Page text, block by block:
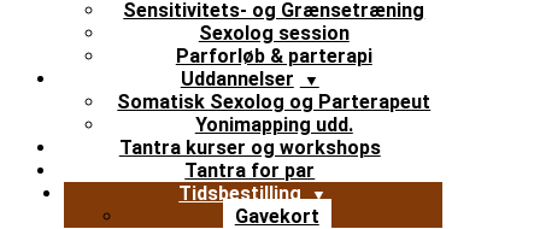
Sensitivitets- og Grænsetræning
Sexolog session
Parforløb & parterapi
Uddannelser
Somatisk Sexolog og Parterapeut
Yonimapping udd.
Tantra kurser og workshops
Tantra for par
Tidsbestilling
Gavekort